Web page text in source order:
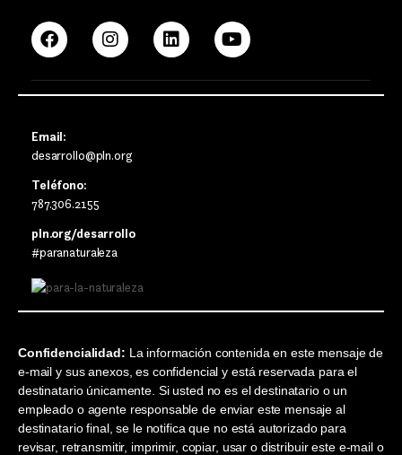
Email:
desarrollo@pln.org
Teléfono:
787.306.2155
pln.org/desarrollo
#paranaturaleza
Confidencialidad: La información contenida en este mensaje de
e-mail y sus anexos, es confidencial y está reservada para el
destinatario únicamente. Si usted no es el destinatario o un
empleado o agente responsable de enviar este mensaje al
destinatario final, se le notifica que no está autorizado para
revisar, retransmitir, imprimir, copiar, usar o distribuir este e-mail o